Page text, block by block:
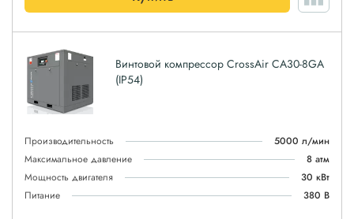
Винтовой компрессор CrossAir CA30-8GA
(IP54)
Производительность
5000 л/мин
Максимальное давление
8 атм
Мощность двигателя
30 кВт
Питание
380 В